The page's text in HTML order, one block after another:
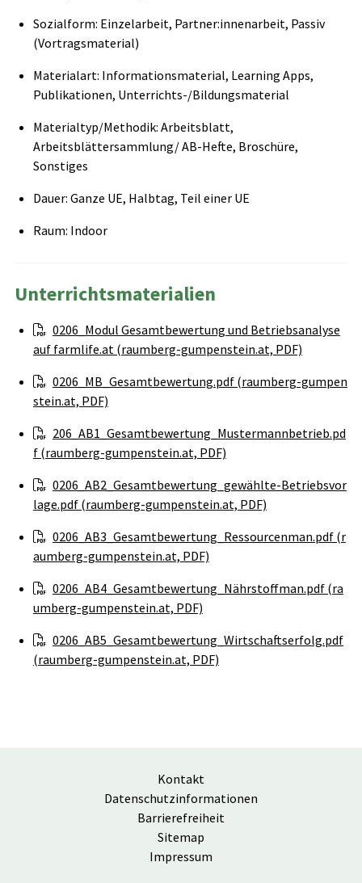
Sozialform: Einzelarbeit, Partner:innenarbeit, Passiv
(Vortragsmaterial)
Materialart: Informationsmaterial, Learning Apps,
Publikationen, Unterrichts-/Bildungsmaterial
Materialtyp/Methodik: Arbeitsblatt,
Arbeitsblättersammlung/ AB-Hefte, Broschüre,
Sonstiges
Dauer: Ganze UE, Halbtag, Teil einer UE
Raum: Indoor
Unterrichtsmaterialien
0206_Modul Gesamtbewertung und Betriebsanalyse
auf farmlife.at (raumberg-gumpenstein.at, PDF)
0206_MB_Gesamtbewertung.pdf (raumberg-gumpen
stein.at, PDF)
206_AB1_Gesamtbewertung_Mustermannbetrieb.pd
f (raumberg-gumpenstein.at, PDF)
0206_AB2_Gesamtbewertung_gewählte-Betriebsvor
lage.pdf (raumberg-gumpenstein.at, PDF)
0206_AB3_Gesamtbewertung_Ressourcenman.pdf (r
aumberg-gumpenstein.at, PDF)
0206_AB4_Gesamtbewertung_Nährstoffman.pdf (ra
umberg-gumpenstein.at, PDF)
0206_AB5_Gesamtbewertung_Wirtschaftserfolg.pdf
(raumberg-gumpenstein.at, PDF)
Kontakt
Datenschutzinformationen
Barrierefreiheit
Sitemap
Impressum